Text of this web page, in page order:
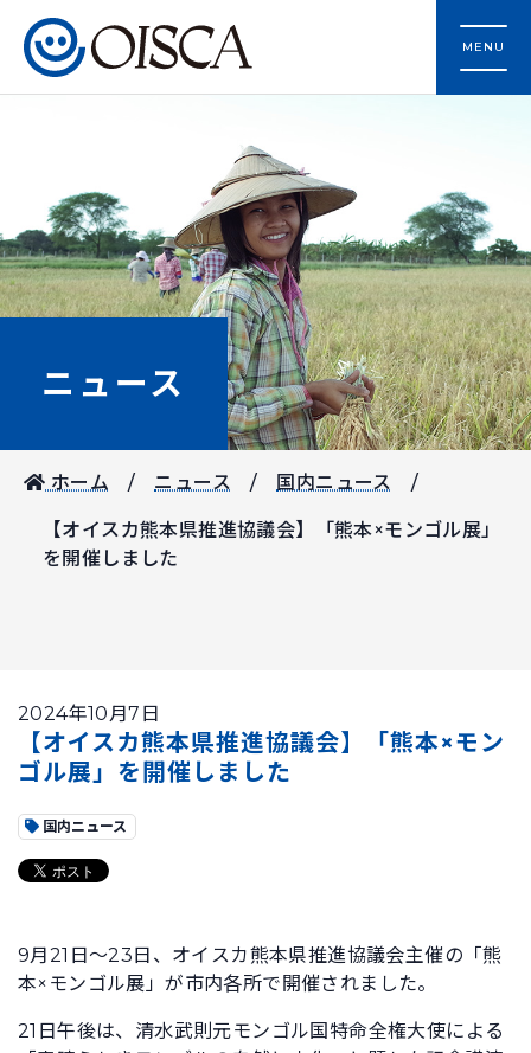
MENU
ニュース
ホーム ニュース 国内ニュース
【オイスカ熊本県推進協議会】「熊本×モンゴル展」
を開催しました
2024年10月7日
【オイスカ熊本県推進協議会】「熊本×モン
ゴル展」を開催しました
国内ニュース
9月21日〜23日、オイスカ熊本県推進協議会主催の「熊
本×モンゴル展」が市内各所で開催されました。
21日午後は、清水武則元モンゴル国特命全権大使による